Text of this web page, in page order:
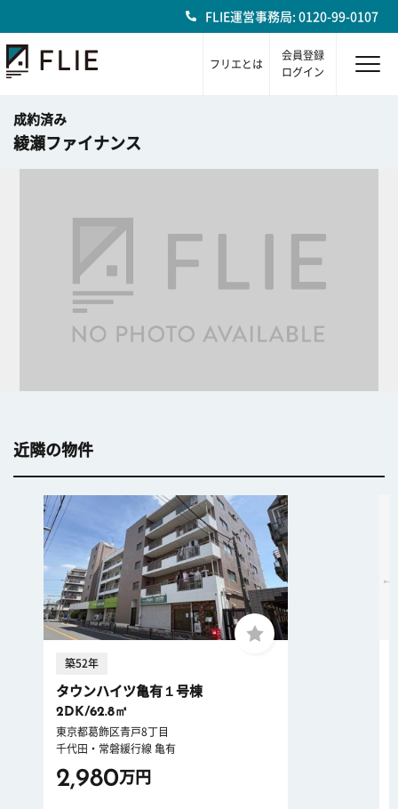
FLIE運営事務局: 0120-99-0107
フリエとは
会員登録
ログイン
成約済み
綾瀬ファイナンス
近隣の物件
築52年
タウンハイツ亀有１号棟
2DK/62.8㎡
東京都葛飾区青戸8丁目
千代田・常磐緩行線 亀有
2,980万円